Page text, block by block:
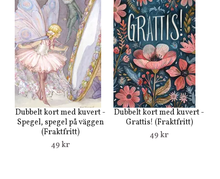
Dubbelt kort med kuvert -
Spegel, spegel på väggen
(Fraktfritt)
49 kr
Dubbelt kort med kuvert -
Grattis! (Fraktfritt)
49 kr